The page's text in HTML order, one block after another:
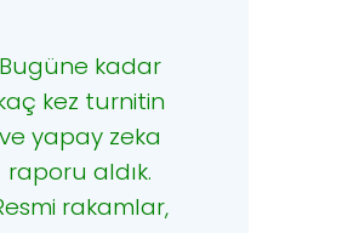
Bugüne kadar
kez turnitin
ve yapay zeka
raporu aldık.
rakamlar,